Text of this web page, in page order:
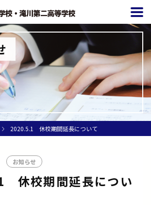
2020.5.1 休校期間延長について
お知らせ
休校期間延長につい